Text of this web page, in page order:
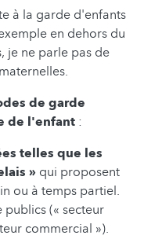
à la garde d'enfants
en dehors du
je ne parle pas de
de garde
de l'enfant :
telles que les
» qui proposent
ou à temps partiel.
publics (« secteur
commercial »).